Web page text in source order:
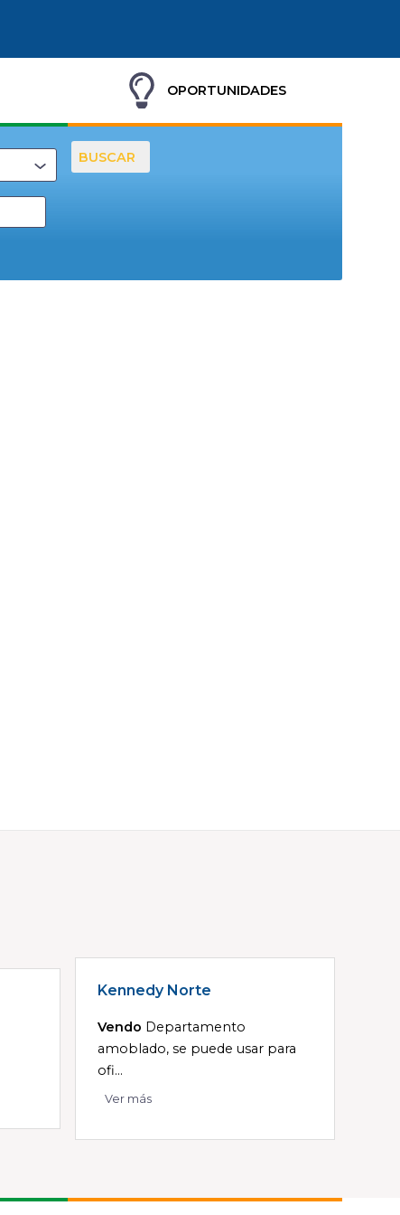
OPORTUNIDADES
BUSCAR
Kennedy Norte
Vendo Departamento
amoblado, se puede usar para
ofi...
Ver más